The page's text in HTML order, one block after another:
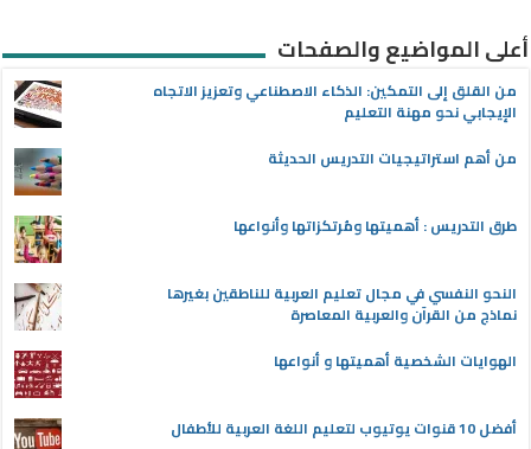
أعلى المواضيع والصفحات
من القلق إلى التمكين: الذكاء الاصطناعي وتعزيز الاتجاه
الإيجابي نحو مهنة التعليم
من أهم استراتيجيات التدريس الحديثة
طرق التدريس : أهميتها ومُرتكزاتها وأنواعها
النحو النفسي في مجال تعليم العربية للناطقين بغيرها
نماذج من القرآن والعربية المعاصرة
الهوايات الشخصية أهميتها و أنواعها
أفضل 10 قنوات يوتيوب لتعليم اللغة العربية للأطفال